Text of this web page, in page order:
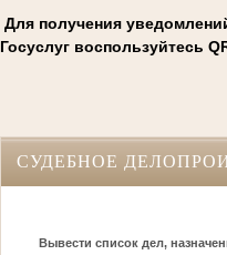
Для получения
Госуслуг воспользуйтесь
СУДЕБНОЕ
Вывести список дел,